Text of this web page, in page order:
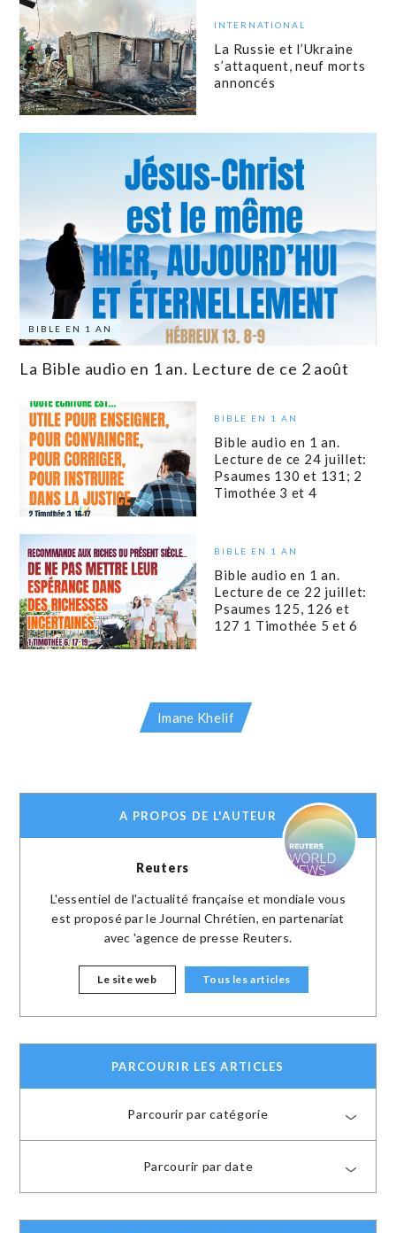
INTERNATIONAL
La Russie et l’Ukraine
s’attaquent, neuf morts
annoncés
BIBLE EN 1 AN
La Bible audio en 1 an. Lecture de ce 2 août
BIBLE EN 1 AN
Bible audio en 1 an.
Lecture de ce 24 juillet:
Psaumes 130 et 131; 2
Timothée 3 et 4
BIBLE EN 1 AN
Bible audio en 1 an.
Lecture de ce 22 juillet:
Psaumes 125, 126 et
127 1 Timothée 5 et 6
Imane Khelif
A PROPOS DE L'AUTEUR
Reuters
L'essentiel de l'actualité française et mondiale vous
est proposé par le Journal Chrétien, en partenariat
avec 'agence de presse Reuters.
Le site web Tous les articles
PARCOURIR LES ARTICLES
Parcourir par catégorie
Parcourir par date